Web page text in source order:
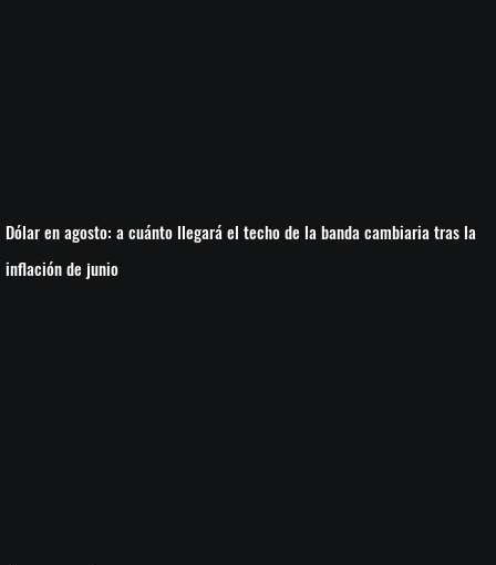
Dólar en agosto: a cuánto llegará el techo de la banda cambiaria tras la
inflación de junio